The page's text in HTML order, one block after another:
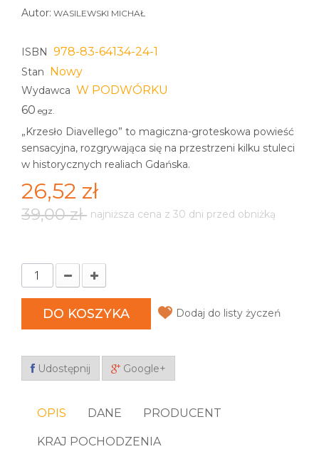
Autor: WASILEWSKI MICHAŁ
ISBN 978-83-64134-24-1
Stan Nowy
Wydawca W PODWÓRKU
60 egz.
„Krzesło Diavellego” to magiczna-groteskowa powieść
sensacyjna, rozgrywająca się na przestrzeni kilku stuleci
w historycznych realiach Gdańska.
26,52 zł
39,00 zł najniższa cena z 30 dni przed obniżką
DO KOSZYKA Dodaj do listy życzeń
Udostępnij Google+
OPIS DANE PRODUCENT
KRAJ POCHODZENIA